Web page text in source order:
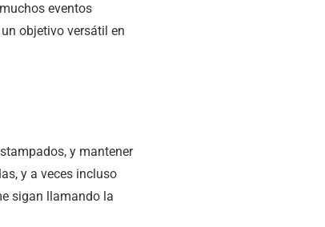
eventos
objetivo versátil en
y mantener
y a veces incluso
sigan llamando la